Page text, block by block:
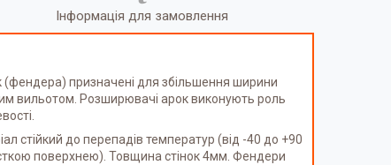
Інформація для замовлення
(фендера) призначені для збільшення ширини
вильотом. Розширювачі арок виконують роль
стійкий до перепадів температур (від -40 до +90
поверхнею). Товщина стінок 4мм. Фендери